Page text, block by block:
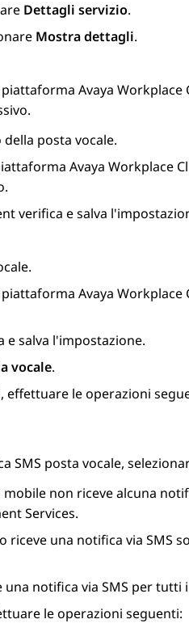
Dettagli servizio.
Mostra dettagli.
piattaforma Avaya Workplace
posta vocale.
Avaya Workplace
verifica e salva
piattaforma Avaya Workplace
e salva l'impostazione.
vocale.
, effettuare le operazioni
SMS posta vocale,
non riceve alcuna
Services.
riceve una notifica via SMS
una notifica via SMS per tutti
le operazioni seguenti: